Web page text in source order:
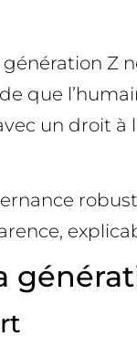
Z
que
un droit